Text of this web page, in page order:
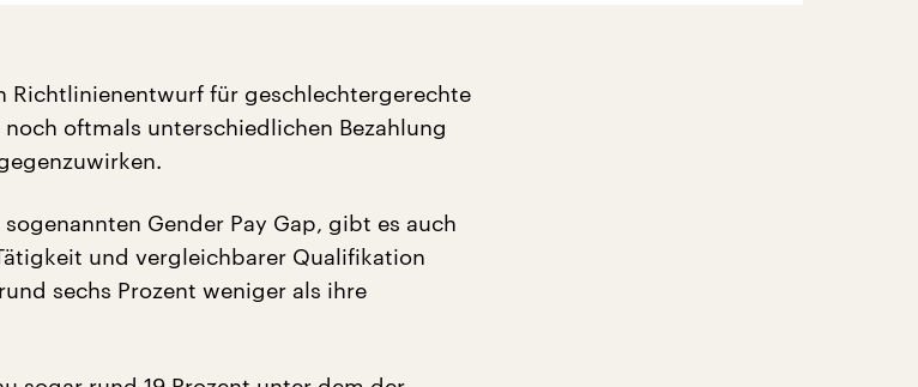
Richtlinienentwurf für geschlechtergerechte
oftmals unterschiedlichen Bezahlung
Gender Pay Gap, gibt es auch
und vergleichbarer Qualifikation
sechs Prozent weniger als ihre